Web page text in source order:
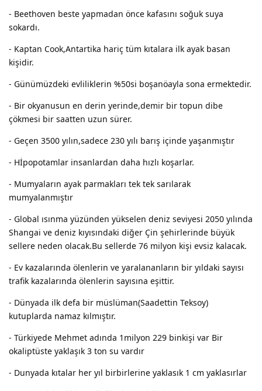
- Beethoven beste yapmadan önce kafasını soğuk suya
sokardı.
- Kaptan Cook,Antartika hariç tüm kıtalara ilk ayak basan
kişidir.
- Günümüzdeki evliliklerin %50si boşanöayla sona ermektedir.
- Bir okyanusun en derin yerinde,demir bir topun dibe
çökmesi bir saatten uzun sürer.
- Geçen 3500 yılın,sadece 230 yılı barış içinde yaşanmıştır
- Hİpopotamlar insanlardan daha hızlı koşarlar.
- Mumyaların ayak parmakları tek tek sarılarak
mumyalanmıştır
- Global ısınma yüzünden yükselen deniz seviyesi 2050 yılında
Shangai ve deniz kıyısındaki diğer Çin şehirlerinde büyük
sellere neden olacak.Bu sellerde 76 milyon kişi evsiz kalacak.
- Ev kazalarında ölenlerin ve yaralananların bir yıldaki sayısı
trafik kazalarında ölenlerin sayısına eşittir.
- Dünyada ilk defa bir müslüman(Saadettin Teksoy)
kutuplarda namaz kılmıştır.
- Türkiyede Mehmet adında 1milyon 229 binkişi var Bir
okaliptüste yaklaşık 3 ton su vardır
- Dunyada kıtalar her yıl birbirlerine yaklasık 1 cm yaklasırlar